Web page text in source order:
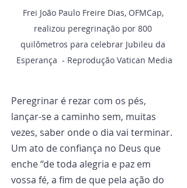
Frei João Paulo Freire Dias, OFMCap,
realizou peregrinação por 800
quilômetros para celebrar Jubileu da
Esperança  - Reprodução Vatican Media
Peregrinar é rezar com os pés,
lançar-se a caminho sem, muitas
vezes, saber onde o dia vai terminar.
Um ato de confiança no Deus que
enche “de toda alegria e paz em
vossa fé, a fim de que pela ação do